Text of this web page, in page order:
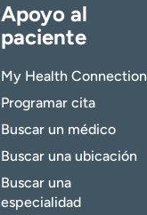
Apoyo al
paciente
My Health Connection
Programar cita
Buscar un médico
Buscar una ubicación
Buscar una
especialidad